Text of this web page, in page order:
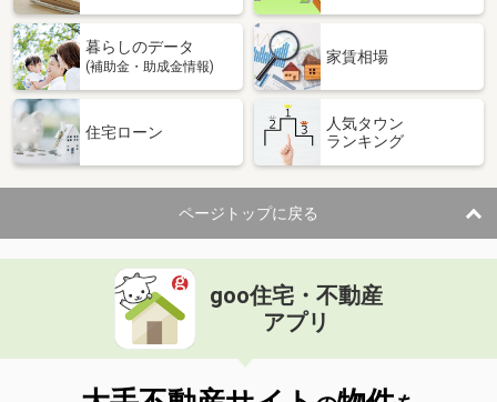
暮らしのデータ
(補助金・助成金情報)
家賃相場
住宅ローン
人気タウン
ランキング
ページトップに戻る
goo住宅・不動産
アプリ